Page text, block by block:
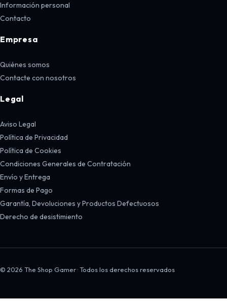
Información personal
Contacto
Empresa
Quiénes somos
Contacte con nosotros
Legal
Aviso Legal
Política de Privacidad
Política de Cookies
Condiciones Generales de Contratación
Envío y Entrega
Formas de Pago
Garantía, Devoluciones y Productos Defectuosos
Derecho de desistimiento
© 2026 The Shop Gamer · Todos los derechos reservados